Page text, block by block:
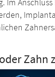
Im
Zahn